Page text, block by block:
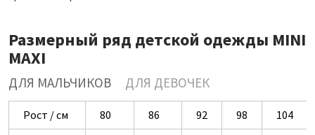
Размерный ряд детской одежды MINI
MAXI
ДЛЯ МАЛЬЧИКОВ ДЛЯ ДЕВОЧЕК
Рост / см 80 86 92 98
104